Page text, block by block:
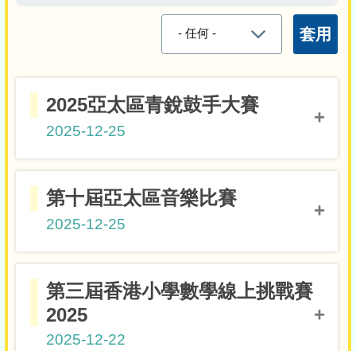
2025亞太區青銳鼓手大賽
2025-12-25
P.4-P.6組冠軍 6C李旻霑
第十屆亞太區音樂比賽
2025-12-25
敲擊樂 第五級 冠軍 6C李旻霑
第三屆香港小學數學線上挑戰賽
2025
2025-12-22